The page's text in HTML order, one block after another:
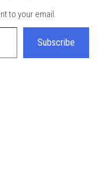
to your email.
Subscribe